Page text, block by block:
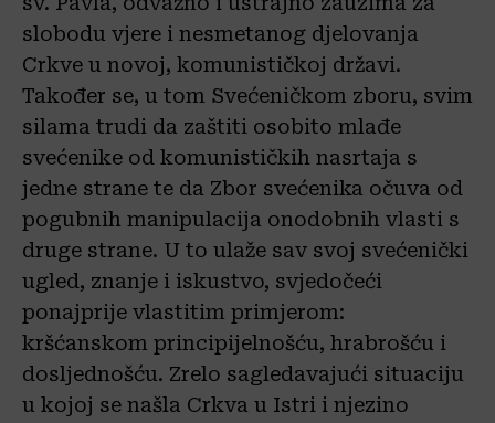
slobodu vjere i nesmetanog djelovanja
Crkve u novoj, komunističkoj državi.
Također se, u tom Svećeničkom zboru, svim
silama trudi da zaštiti osobito mlađe
svećenike od komunističkih nasrtaja s
jedne strane te da Zbor svećenika očuva od
pogubnih manipulacija onodobnih vlasti s
druge strane. U to ulaže sav svoj svećenički
ugled, znanje i iskustvo, svjedočeći
ponajprije vlastitim primjerom:
kršćanskom principijelnošću, hrabrošću i
dosljednošću. Zrelo sagledavajući situaciju
u kojoj se našla Crkva u Istri i njezino